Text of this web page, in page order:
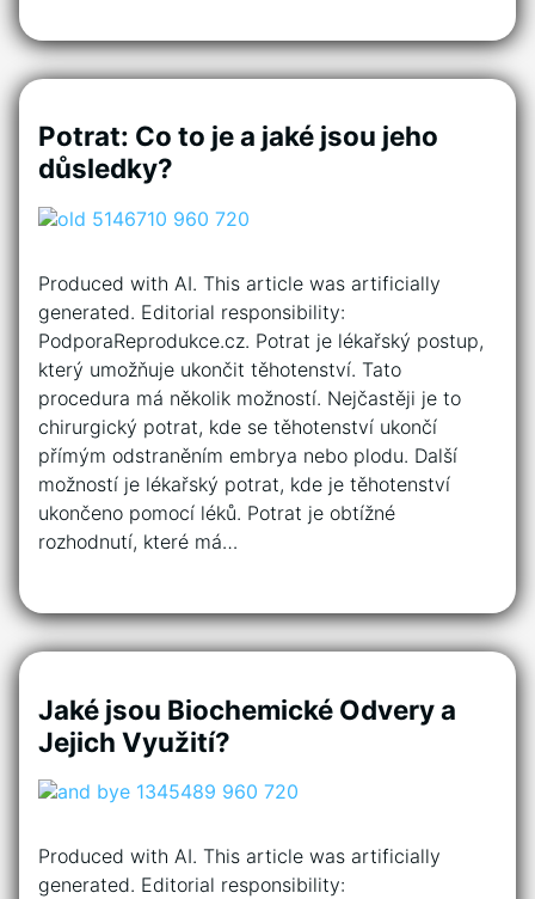
Potrat: Co to je a jaké jsou jeho
důsledky?
Produced with AI. This article was artificially
generated. Editorial responsibility:
PodporaReprodukce.cz. Potrat je lékařský postup,
který umožňuje ukončit těhotenství. Tato
procedura má několik možností. Nejčastěji je to
chirurgický potrat, kde se těhotenství ukončí
přímým odstraněním embrya nebo plodu. Další
možností je lékařský potrat, kde je těhotenství
ukončeno pomocí léků. Potrat je obtížné
rozhodnutí, které má…
Jaké jsou Biochemické Odvery a
Jejich Využití?
Produced with AI. This article was artificially
generated. Editorial responsibility: